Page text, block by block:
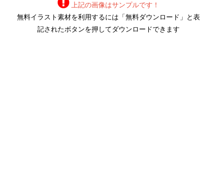
上記の画像はサンプルです！
無料イラスト素材を利用するには「無料ダウンロード」と表
記されたボタンを押してダウンロードできます